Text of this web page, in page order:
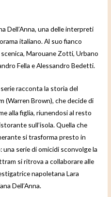
Dell’Anna, una delle interpreti
italiano. Al suo fianco
Marouane Zotti, Urbano
Fella e Alessandro Bedetti.
racconta la storia del
Brown), che decide di
alla figlia, riunendosi al resto
sull’isola. Quella che
si trasforma presto in
serie di omicidi sconvolge la
si ritrova a collaborare alle
napoletana Lara
Dell’Anna.